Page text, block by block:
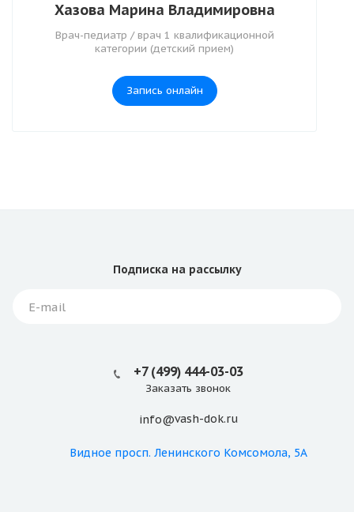
Хазова Марина Владимировна
Врач-педиатр / врач 1 квалификационной
категории (детский прием)
Запись онлайн
Подписка на рассылку
+7 (499) 444-03-03
Заказать звонок
info@vash-dok.ru
Видное просп. Ленинского Комсомола, 5А